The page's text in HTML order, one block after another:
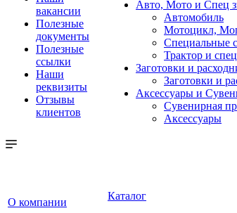
вакансии
Полезные
документы
Полезные
ссылки
Наши
реквизиты
Отзывы
клиентов
Авто, Мото и Спец
Автомобиль
Мотоцикл,
Специальные
Трактор и
Заготовки и
Заготовки и
Аксессуары и
Сувенирная
Аксессуары
О компании
Каталог